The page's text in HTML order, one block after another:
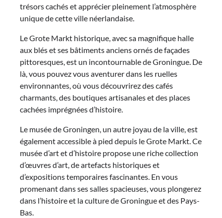
trésors cachés et apprécier pleinement l’atmosphère
unique de cette ville néerlandaise.
Le Grote Markt historique, avec sa magnifique halle
aux blés et ses bâtiments anciens ornés de façades
pittoresques, est un incontournable de Groningue. De
là, vous pouvez vous aventurer dans les ruelles
environnantes, où vous découvrirez des cafés
charmants, des boutiques artisanales et des places
cachées imprégnées d’histoire.
Le musée de Groningen, un autre joyau de la ville, est
également accessible à pied depuis le Grote Markt. Ce
musée d’art et d’histoire propose une riche collection
d’œuvres d’art, de artefacts historiques et
d’expositions temporaires fascinantes. En vous
promenant dans ses salles spacieuses, vous plongerez
dans l’histoire et la culture de Groningue et des Pays-
Bas.